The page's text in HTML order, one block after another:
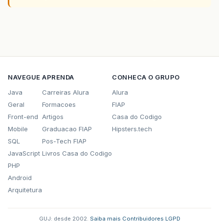
NAVEGUE
Java
Geral
Front-end
Mobile
SQL
JavaScript
PHP
Android
Arquitetura
APRENDA
Carreiras Alura
Formacoes
Artigos
Graduacao FIAP
Pos-Tech FIAP
Livros Casa do Codigo
CONHECA O GRUPO
Alura
FIAP
Casa do Codigo
Hipsters.tech
GUJ: desde 2002. Saiba mais Contribuidores LGPD